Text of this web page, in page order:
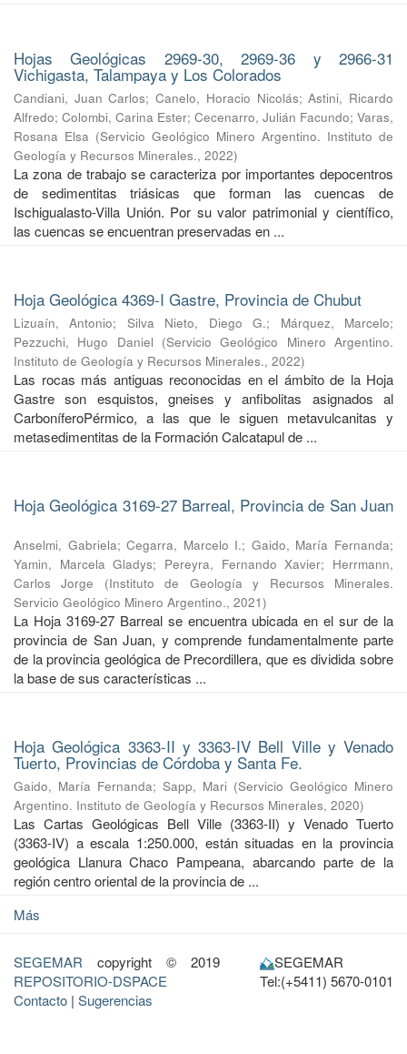
Hojas Geológicas 2969-30, 2969-36 y 2966-31
Vichigasta, Talampaya y Los Colorados
Candiani, Juan Carlos;Canelo, Horacio Nicolás;Astini, Ricardo
Alfredo; Colombi, Carina Ester; Cecenarro, Julián Facundo; Varas,
Rosana Elsa (Servicio Geológico Minero Argentino. Instituto de
Geología y Recursos Minerales., 2022)
La zona de trabajo se caracteriza por importantes depocentros
de sedimentitas triásicas que forman las cuencas de
Ischigualasto-Villa Unión. Por su valor patrimonial y cientíﬁco,
las cuencas se encuentran preservadas en ...
Hoja Geológica 4369-I Gastre, Provincia de Chubut
Lizuaín, Antonio; Silva Nieto, Diego G.; Márquez, Marcelo;
Pezzuchi, Hugo Daniel (Servicio Geológico Minero Argentino.
Instituto de Geología y Recursos Minerales., 2022)
Las rocas más antiguas reconocidas en el ámbito de la Hoja
Gastre son esquistos, gneises y anfibolitas asignados al
CarboníferoPérmico, a las que le siguen metavulcanitas y
metasedimentitas de la Formación Calcatapul de ...
Hoja Geológica 3169-27 Barreal, Provincia de San Juan
Anselmi, Gabriela;Cegarra, Marcelo I.; Gaido, María Fernanda;
Yamin, Marcela Gladys; Pereyra, Fernando Xavier; Herrmann,
Carlos Jorge
(Instituto de Geología y Recursos Minerales.
Servicio Geológico Minero Argentino., 2021)
La Hoja 3169-27 Barreal se encuentra ubicada en el sur de la
provincia de San Juan, y comprende fundamentalmente parte
de la provincia geológica de Precordillera, que es dividida sobre
la base de sus características ...
Hoja Geológica 3363-II y 3363-IV Bell Ville y Venado
Tuerto, Provincias de Córdoba y Santa Fe.
Gaido, María Fernanda; Sapp, Mari (Servicio Geológico Minero
Argentino. Instituto de Geología y Recursos Minerales, 2020)
Las Cartas Geológicas Bell Ville (3363-II) y Venado Tuerto
(3363-IV) a escala 1:250.000, están situadas en la provincia
geológica Llanura Chaco Pampeana, abarcando parte de la
región centro oriental de la provincia de ...
Más
SEGEMAR copyright © 2019
REPOSITORIO-DSPACE
Contacto | Sugerencias
SEGEMAR
Tel:(+5411) 5670-0101